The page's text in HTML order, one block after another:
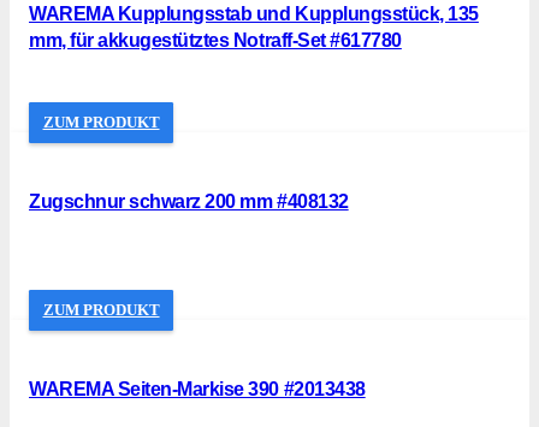
WAREMA Kupplungsstab und Kupplungsstück, 135
mm, für akkugestütztes Notraff-Set #617780
ZUM PRODUKT
Zugschnur schwarz 200 mm #408132
ZUM PRODUKT
WAREMA Seiten-Markise 390 #2013438